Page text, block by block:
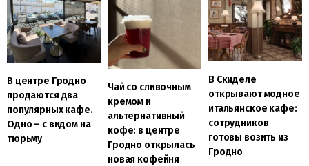
В центре Гродно
продаются два
популярных кафе.
Одно – с видом на
тюрьму
Чай со сливочным
кремом и
альтернативный
кофе: в центре
Гродно открылась
новая кофейня
В Скиделе
открывают модное
итальянское кафе:
сотрудников
готовы возить из
Гродно